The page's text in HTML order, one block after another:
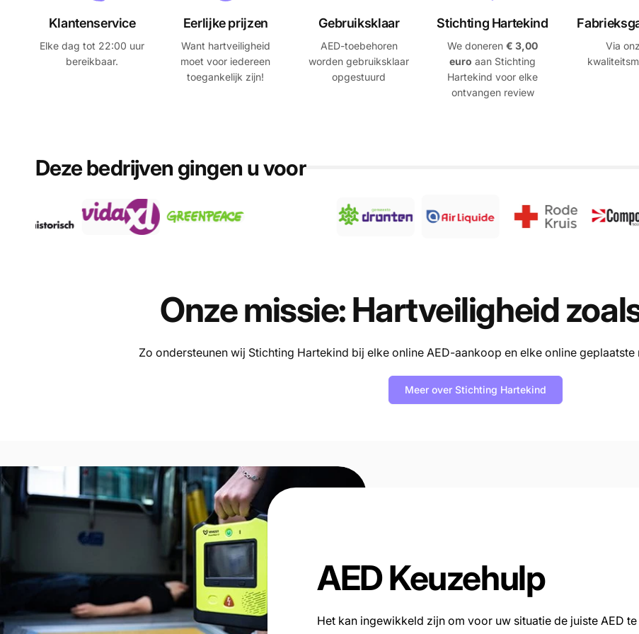
Klantenservice
Elke dag tot 22:00 uur
bereikbaar.
Eerlijke prijzen
Want hartveiligheid
moet voor iedereen
toegankelijk zijn!
Gebruiksklaar
AED-toebehoren
worden gebruiksklaar
opgestuurd
Stichting Hartekind
We doneren€ 3,00
euro aan Stichting
Hartekind voor elke
ontvangen review
Via
Deze bedrijven gingen u voor
Onze missie: Hartveiligheid
Zo ondersteunen wij Stichting Hartekind bij elke online AED-aankoop en elke online
Meer over Stichting Hartekind
AED Keuzehulp
Het kan ingewikkeld zijn om voor uw situatie de juiste AED